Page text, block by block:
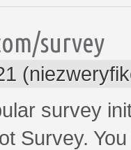
survey
survey
Survey.